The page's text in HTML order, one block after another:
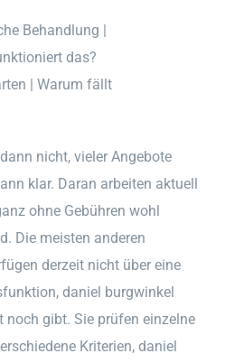
Behandlung |
das?
| Warum fällt
nicht, vieler Angebote
klar. Daran arbeiten aktuell
ohne Gebühren wohl
Die meisten anderen
derzeit nicht über eine
daniel burgwinkel
noch gibt. Sie prüfen einzelne
Kriterien, daniel